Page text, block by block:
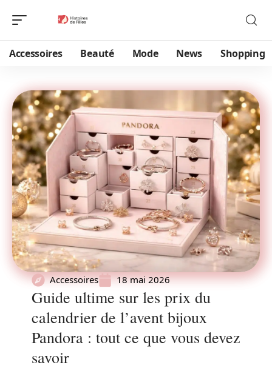
Accessoires Beauté Mode News Shopping
Accessoires 18 mai 2026
Guide ultime sur les prix du
calendrier de l’avent bijoux
Pandora : tout ce que vous devez
savoir